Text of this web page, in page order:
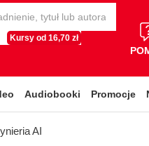
Kursy od 16,70 zł
Audiobooki Promocje
AI